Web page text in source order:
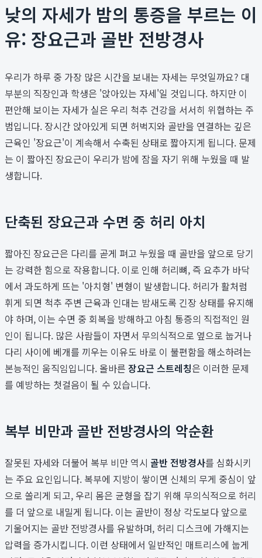
낮의 자세가 밤의 통증을 부르는 이
유: 장요근과 골반 전방경사
우리가 하루 중 가장 많은 시간을 보내는 자세는 무엇일까요? 대
부분의 직장인과 학생은 '앉아있는 자세'일 것입니다. 하지만 이
편안해 보이는 자세가 실은 우리 척추 건강을 서서히 위협하는 주
범입니다. 장시간 앉아있게 되면 허벅지와 골반을 연결하는 깊은
근육인 '장요근'이 계속해서 수축된 상태로 짧아지게 됩니다. 문제
는 이 짧아진 장요근이 우리가 밤에 잠을 자기 위해 누웠을 때 발
생합니다.
단축된 장요근과 수면 중 허리 아치
짧아진 장요근은 다리를 곧게 펴고 누웠을 때 골반을 앞으로 당기
는 강력한 힘으로 작용합니다. 이로 인해 허리뼈, 즉 요추가 바닥
에서 과도하게 뜨는 '아치형' 변형이 발생합니다. 허리가 활처럼
휘게 되면 척추 주변 근육과 인대는 밤새도록 긴장 상태를 유지해
야 하며, 이는 수면 중 회복을 방해하고 아침 통증의 직접적인 원
인이 됩니다. 많은 사람들이 자면서 무의식적으로 옆으로 눕거나
다리 사이에 베개를 끼우는 이유도 바로 이 불편함을 해소하려는
본능적인 움직임입니다. 올바른 장요근 스트레칭은 이러한 문제
를 예방하는 첫걸음이 될 수 있습니다.
복부 비만과 골반 전방경사의 악순환
잘못된 자세와 더불어 복부 비만 역시 골반 전방경사를 심화시키
는 주요 요인입니다. 복부에 지방이 쌓이면 신체의 무게 중심이 앞
으로 쏠리게 되고, 우리 몸은 균형을 잡기 위해 무의식적으로 허리
를 더 앞으로 내밀게 됩니다. 이는 골반이 정상 각도보다 앞으로
기울어지는 골반 전방경사를 유발하며, 허리 디스크에 가해지는
압력을 증가시킵니다. 이런 상태에서 일반적인 매트리스에 눕게